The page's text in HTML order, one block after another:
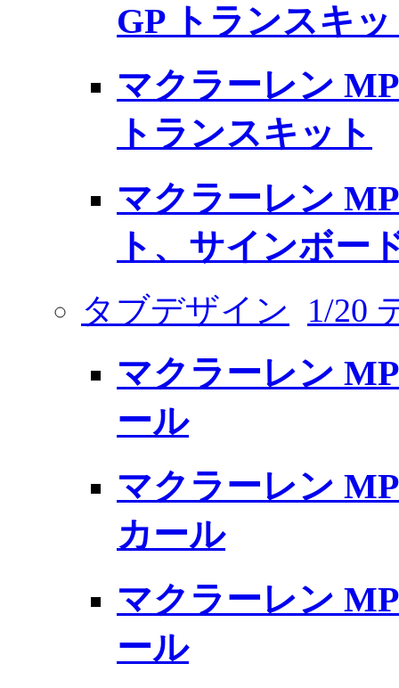
GP トランスキ
マクラーレン
トランスキット
マクラーレン
ト、サインボー
タブデザイン 1/20
マクラーレン
ール
マクラーレン
カール
マクラーレン
ール